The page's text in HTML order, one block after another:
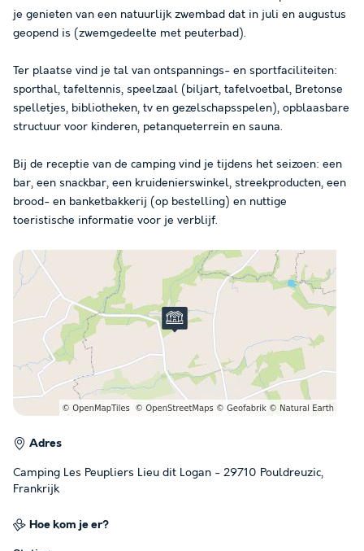
je genieten van een natuurlijk zwembad dat in juli en augustus
geopend is (zwemgedeelte met peuterbad).
Ter plaatse vind je tal van ontspannings- en sportfaciliteiten:
sporthal, tafeltennis, speelzaal (biljart, tafelvoetbal, Bretonse
spelletjes, bibliotheken, tv en gezelschapsspelen), opblaasbare
structuur voor kinderen, petanqueterrein en sauna.
Bij de receptie van de camping vind je tijdens het seizoen: een
bar, een snackbar, een kruidenierswinkel, streekproducten, een
brood- en banketbakkerij (op bestelling) en nuttige
toeristische informatie voor je verblijf.
Adres
Camping Les Peupliers Lieu dit Logan - 29710 Pouldreuzic,
Frankrijk
Hoe kom je er?